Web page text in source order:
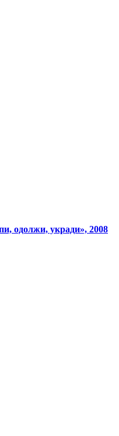
одолжи, укради», 2008